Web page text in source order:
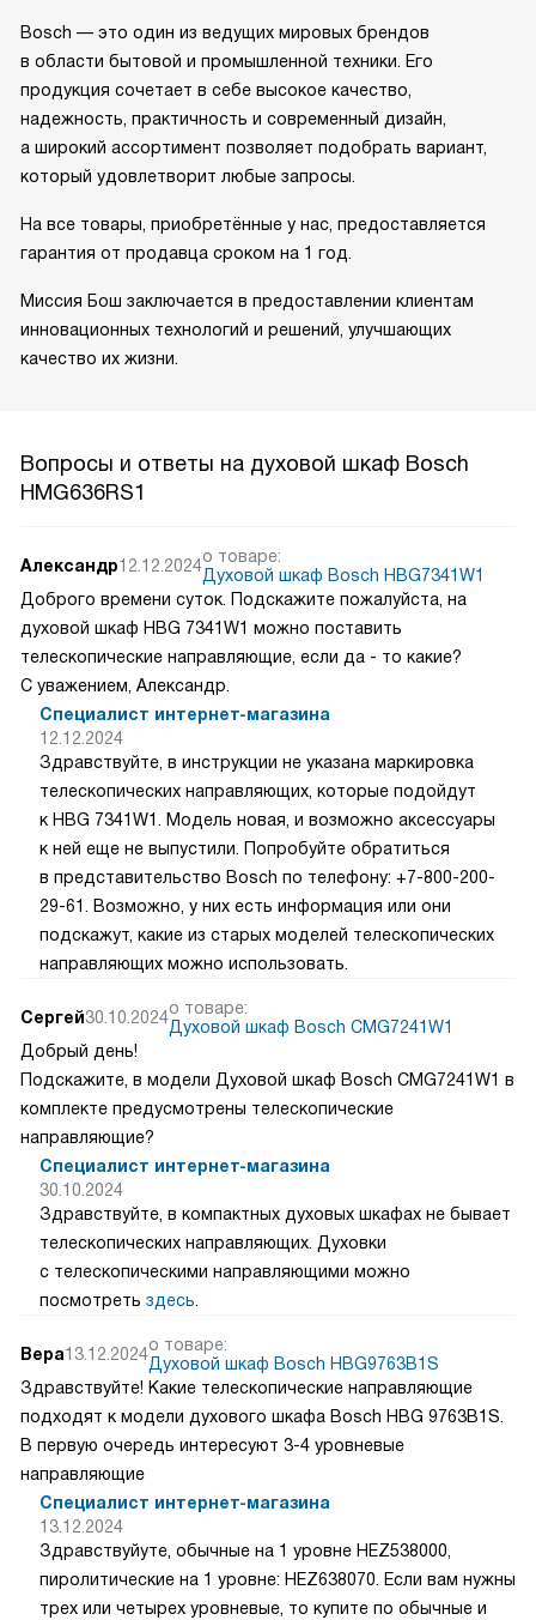
Bosch — это один из ведущих мировых брендов
в области бытовой и промышленной техники. Его
продукция сочетает в себе высокое качество,
надежность, практичность и современный дизайн,
а широкий ассортимент позволяет подобрать вариант,
который удовлетворит любые запросы.
На все товары, приобретённые у нас, предоставляется
гарантия от продавца сроком на 1 год.
Миссия Бош заключается в предоставлении клиентам
инновационных технологий и решений, улучшающих
качество их жизни.
Вопросы и ответы на духовой шкаф Bosch
HMG636RS1
Александр12.12.2024о товаре:
Духовой шкаф Bosch HBG7341W1
Доброго времени суток. Подскажите пожалуйста, на
духовой шкаф HBG 7341W1 можно поставить
телескопические направляющие, если да - то какие?
С уважением, Александр.
Специалист интернет-магазина
12.12.2024
Здравствуйте, в инструкции не указана маркировка
телескопических направляющих, которые подойдут
к HBG 7341W1. Модель новая, и возможно аксессуары
к ней еще не выпустили. Попробуйте обратиться
в представительство Bosch по телефону: +7-800-200-
29-61. Возможно, у них есть информация или они
подскажут, какие из старых моделей телескопических
направляющих можно использовать.
Сергей30.10.2024о товаре:
Духовой шкаф Bosch CMG7241W1
Добрый день!
Подскажите, в модели Духовой шкаф Bosch CMG7241W1 в
комплекте предусмотрены телескопические
направляющие?
Специалист интернет-магазина
30.10.2024
Здравствуйте, в компактных духовых шкафах не бывает
телескопических направляющих. Духовки
с телескопическими направляющими можно
посмотреть здесь.
Вера13.12.2024о товаре:
Духовой шкаф Bosch HBG9763B1S
Здравствуйте! Какие телескопические направляющие
подходят к модели духового шкафа Bosch HBG 9763B1S.
В первую очередь интересуют 3-4 уровневые
направляющие
Специалист интернет-магазина
13.12.2024
Здравствуйуте, обычные на 1 уровне HEZ538000,
пиролитические на 1 уровне: HEZ638070. Если вам нужны
трех или четырех уровневые, то купите по обычные и